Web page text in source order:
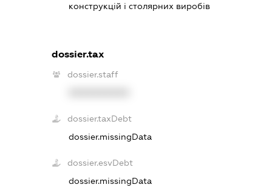
конструкцій і столярних виробів
dossier.tax
dossier.staff
dossier.taxDebt
dossier.missingData
dossier.esvDebt
dossier.missingData